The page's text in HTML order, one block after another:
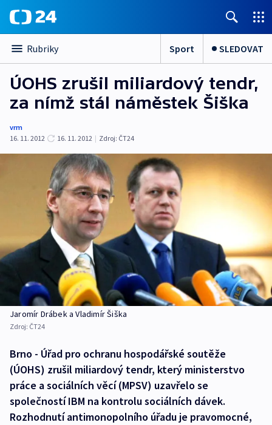
Rubriky Sport SLEDOVAT
ÚOHS zrušil miliardový tendr,
za nímž stál náměstek Šiška
vrm
16. 11. 2012
16. 11. 2012 | Zdroj: ČT24
Jaromír Drábek a Vladimír Šiška
Zdroj: ČT24
Brno - Úřad pro ochranu hospodářské soutěže
(ÚOHS) zrušil miliardový tendr, který ministerstvo
práce a sociálních věcí (MPSV) uzavřelo se
společností IBM na kontrolu sociálních dávek.
Rozhodnutí antimonopolního úřadu je pravomocné,